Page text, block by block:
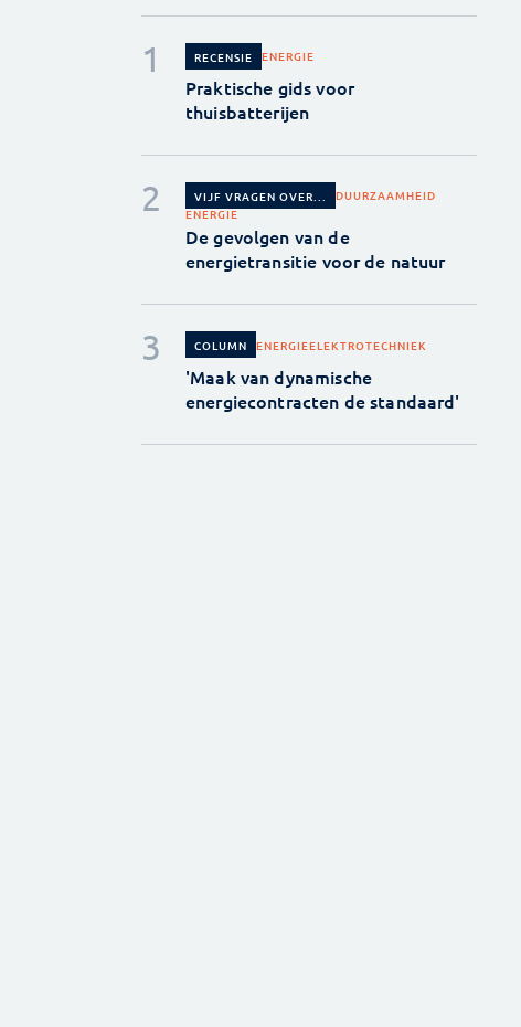
RECENSIE ENERGIE
Praktische gids voor
thuisbatterijen
VIJF VRAGEN OVER...
DUURZAAMHEID
ENERGIE
De gevolgen van de
energietransitie voor de natuur
COLUMN ENERGIEELEKTROTECHNIEK
'Maak van dynamische
energiecontracten de standaard'